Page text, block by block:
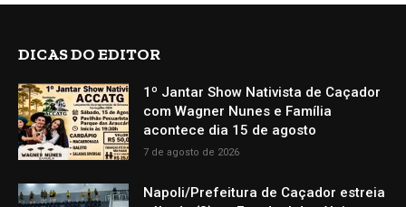
DICAS DO EDITOR
1º Jantar Show Nativista de Caçador
com Wagner Nunes e Família
acontece dia 15 de agosto
7 de agosto de 2026
Napoli/Prefeitura de Caçador estreia